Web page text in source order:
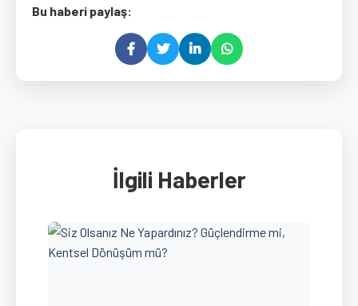
Bu haberi paylaş:
İlgili Haberler